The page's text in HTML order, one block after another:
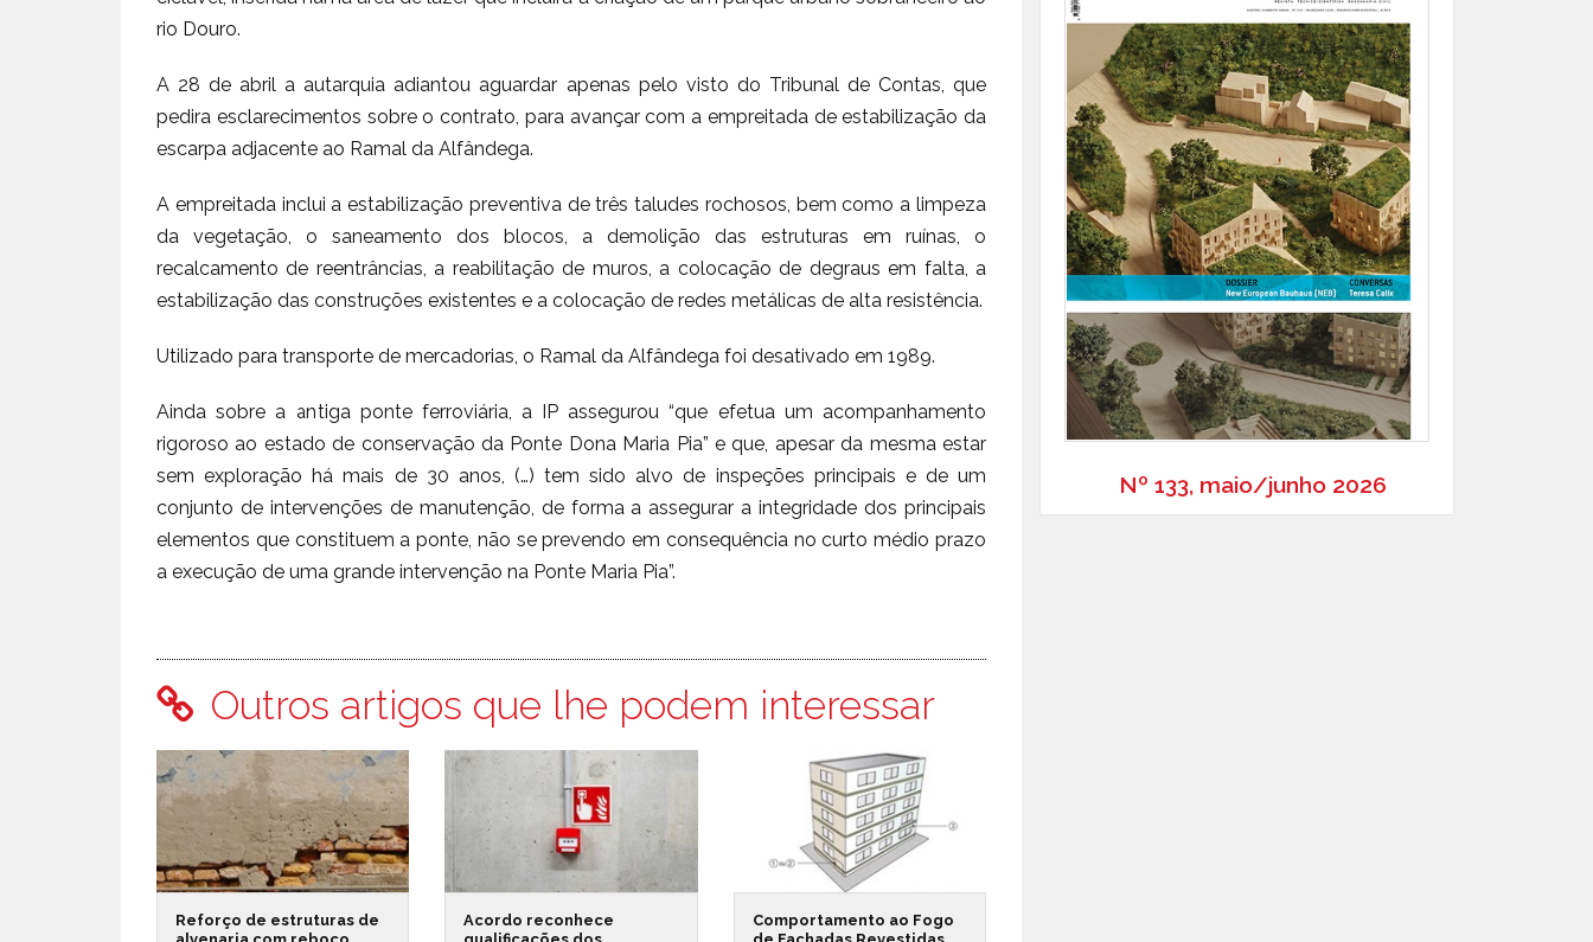
rio Douro.
A 28 de abril a autarquia adiantou aguardar apenas pelo visto do Tribunal de Contas, que
pedira esclarecimentos sobre o contrato, para avançar com a empreitada de estabilização da
escarpa adjacente ao Ramal da Alfândega.
A empreitada inclui a estabilização preventiva de três taludes rochosos, bem como a limpeza
da vegetação, o saneamento dos blocos, a demolição das estruturas em ruínas, o
recalcamento de reentrâncias, a reabilitação de muros, a colocação de degraus em falta, a
estabilização das construções existentes e a colocação de redes metálicas de alta resistência.
Utilizado para transporte de mercadorias, o Ramal da Alfândega foi desativado em 1989.
Ainda sobre a antiga ponte ferroviária, a IP assegurou “que efetua um acompanhamento
rigoroso ao estado de conservação da Ponte Dona Maria Pia” e que, apesar da mesma estar
sem exploração há mais de 30 anos, (…) tem sido alvo de inspeções principais e de um
conjunto de intervenções de manutenção, de forma a assegurar a integridade dos principais
elementos que constituem a ponte, não se prevendo em consequência no curto médio prazo
a execução de uma grande intervenção na Ponte Maria Pia”.
Outros artigos que lhe podem interessar
Reforço de estruturas de
Acordo reconhece
Comportamento ao Fogo
Nº 133, maio/junho 2026